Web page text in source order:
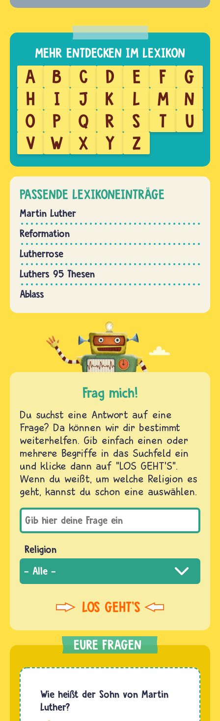
A B C D E F
G
H
I J K L M
N
O
P Q R S T
U
V
W X Y Z
PASSENDE LEXIKONEINTRÄGE
Martin Luther
Reformation
Lutherrose
Luthers 95 Thesen
Ablass
Frag mich!
Du suchst eine Antwort auf eine
Frage? Da können wir dir bestimmt
weiterhelfen. Gib einfach einen oder
mehrere Begriffe in das Suchfeld ein
und klicke dann auf "LOS GEHT'S".
Wenn du weißt, um welche Religion es
geht, kannst du schon eine auswählen.
Religion
Wie heißt der Sohn von Martin
Luther?